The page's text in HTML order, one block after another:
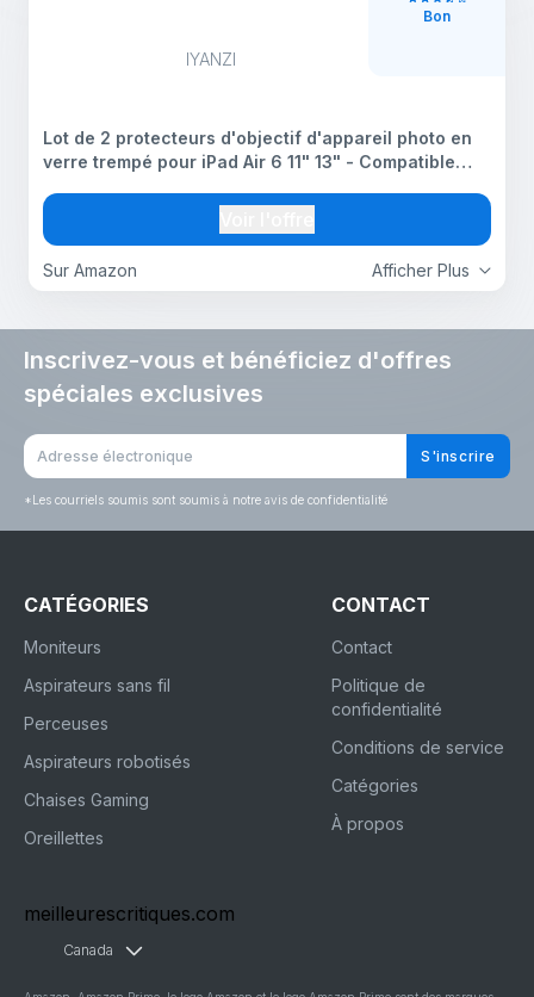
IYANZI
Afficher Plus
Sur Amazon
Lot de 2 protecteurs d'objectif d'appareil photo en
verre trempé pour iPad Air 6 11" 13" - Compatible
2020/2022, nouvel accessoire iPad
Bon
Inscrivez-vous et bénéficiez d'offres
spéciales exclusives
S'inscrire
*Les courriels soumis sont soumis à notre avis de confidentialité
CATÉGORIES
Moniteurs
Aspirateurs sans fil
Perceuses
Aspirateurs robotisés
Chaises Gaming
Oreillettes
CONTACT
Contact
Politique de
confidentialité
Conditions de service
Catégories
À propos
meilleurescritiques.com
Canada